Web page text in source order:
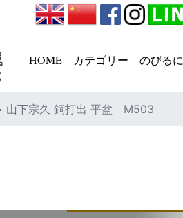
HOME カテゴリー のびる
山下宗久 銅打出 平盆 M503